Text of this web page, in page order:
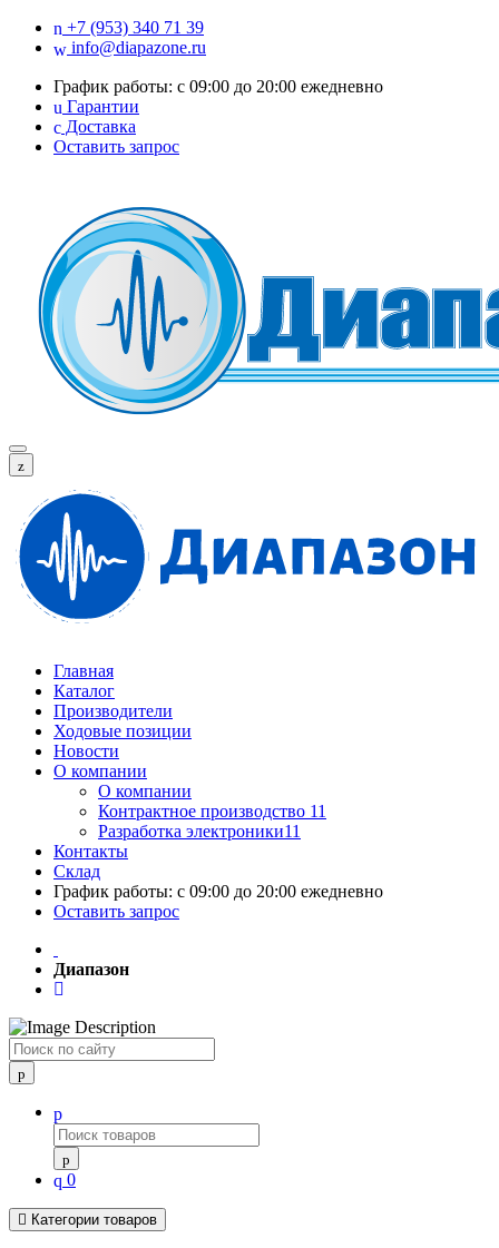
+7 (953) 340 71 39
info@diapazone.ru
График работы: с 09:00 до 20:00 ежедневно
Гарантии
Доставка
Оставить запрос
Главная
Каталог
Производители
Ходовые позиции
Новости
О компании
О компании
Контрактное производство 11
Разработка электроники11
Контакты
Склад
График работы: с 09:00 до 20:00 ежедневно
Оставить запрос
Диапазон
Поиск
0
Категории товаров